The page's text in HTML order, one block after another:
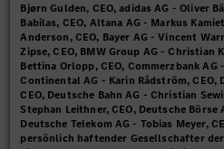
Bjørn Gulden, CEO, adidas AG - Oliver
Babilas, CEO, Altana AG - Markus
Anderson, CEO, Bayer AG - Vincent
Zipse, CEO, BMW Group AG - Christian
Bettina Orlopp, CEO, Commerzbank AG
Continental AG - Karin Rådström, CEO,
CEO, Deutsche Bahn AG - Christian
Stephan Leithner, CEO, Deutsche Börse
Deutsche Telekom AG - Tobias Meyer,
persönlich haftender Gesellschafter